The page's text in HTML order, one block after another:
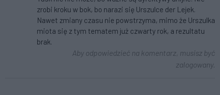
zrobi kroku w bok, bo narazi się Urszulce der Lejek.
Nawet zmiany czasu nie powstrzyma, mimo że Urszulka
miota się z tym tematem już czwarty rok, a rezultatu
brak.
Aby odpowiedzieć na komentarz, musisz być
zalogowany.